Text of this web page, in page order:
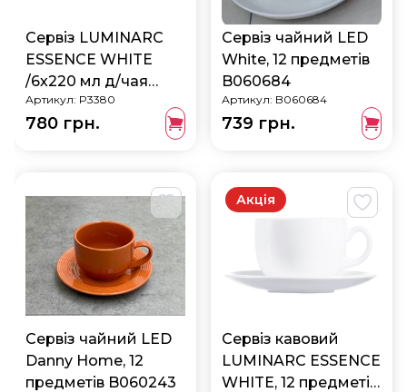
Сервіз LUMINARC
ESSENCE WHITE
/6х220 мл д/чая
(P3380)
Артикул: P3380
780 грн.
Сервіз чайний LED
White, 12 предметів
B060684
Артикул: B060684
739 грн.
Сервіз чайний LED
Danny Home, 12
предметів B060243
Акція
Сервіз кавовий
LUMINARC ESSENCE
WHITE, 12 предметів